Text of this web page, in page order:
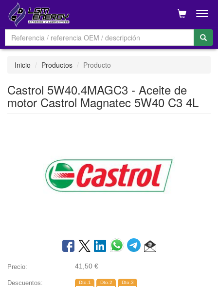
Inicio Productos Producto
Castrol 5W40.4MAGC3 - Aceite de
motor Castrol Magnatec 5W40 C3 4L
Precio: 41,50 €
Descuentos: Dto.1 Dto.2 Dto.3